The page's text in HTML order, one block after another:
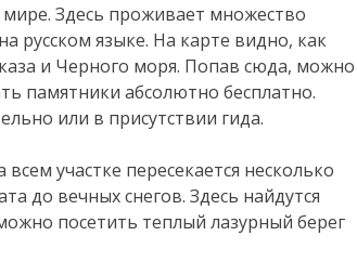
Здесь проживает множество
русском языке. На карте видно, как
и Черного моря. Попав сюда, можно
памятники абсолютно бесплатно.
или в присутствии гида.
участке пересекается несколько
до вечных снегов. Здесь найдутся
посетить теплый лазурный берег